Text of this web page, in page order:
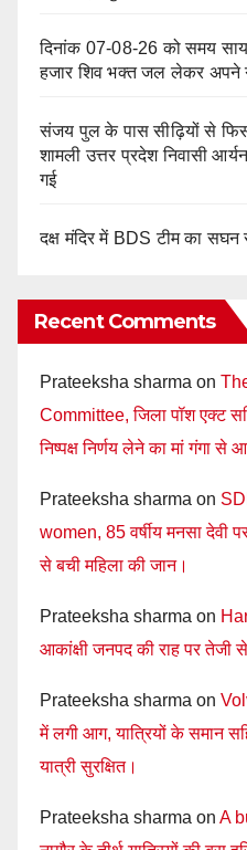
दिनांक 07-08-26 को समय
हजार शिव भक्त जल लेकर अपने
संजय पुल के पास सीढ़ियों से
शामली उत्तर प्रदेश निवासी
गई
दक्ष मंदिर में BDS टीम का सघन
Recent Comments
Prateeksha sharma on
Committee, जिला पॉश एक्ट
निष्पक्ष निर्णय लेने का मां गंगा से
Prateeksha sharma on
women, 85 वर्षीय मनसा देवी
से बची महिला की जान।
Prateeksha sharma on
आकांक्षी जनपद की राह पर तेजी
Prateeksha sharma on
में लगी आग, यात्रियों के समान
यात्री सुरक्षित।
Prateeksha sharma on A